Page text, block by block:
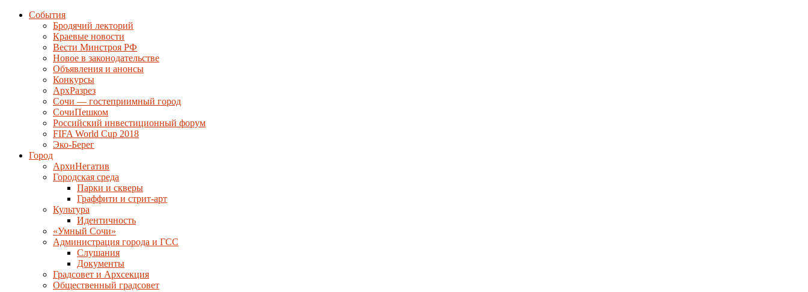
События
Бродячий лекторий
Краевые новости
Вести Минстроя РФ
Новое в законодательстве
Объявления и анонсы
Конкурсы
АрхРазрез
Сочи — гостеприимный город
СочиПешком
Российский инвестиционный форум
FIFA World Cup 2018
Эко-Берег
Город
АрхиНегатив
Городская среда
Парки и скверы
Граффити и стрит-арт
Культура
Идентичность
«Умный Сочи»
Администрация города и ГСС
Слушания
Документы
Градсовет и Архсекция
Общественный градсовет